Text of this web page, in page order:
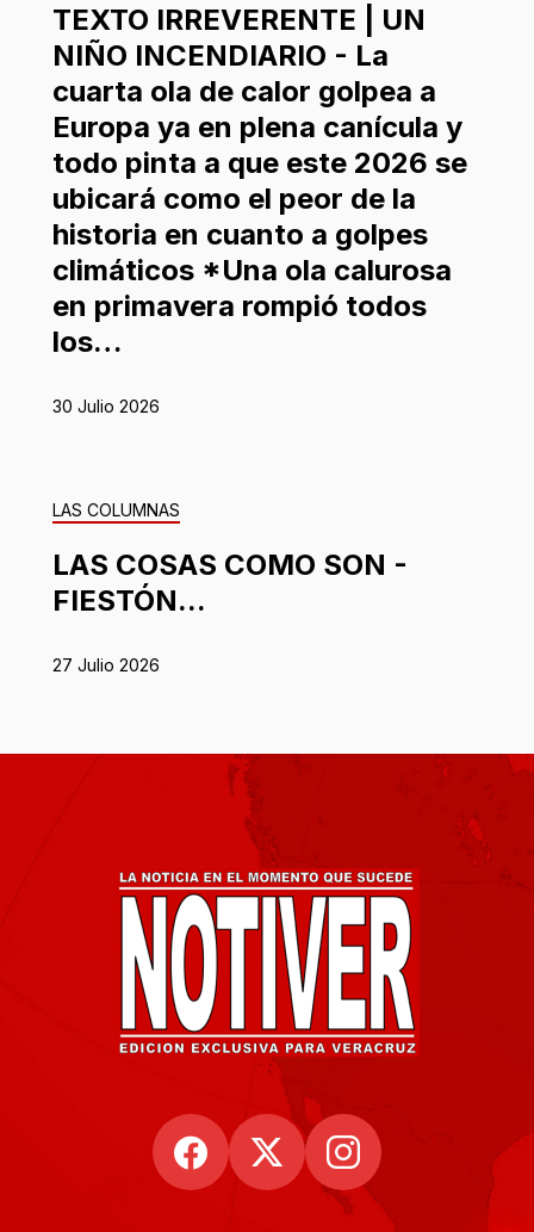
TEXTO IRREVERENTE | UN
NIÑO INCENDIARIO - La
cuarta ola de calor golpea a
Europa ya en plena canícula y
todo pinta a que este 2026 se
ubicará como el peor de la
historia en cuanto a golpes
climáticos *Una ola calurosa
en primavera rompió todos
los…
30 Julio 2026
LAS COLUMNAS
LAS COSAS COMO SON -
FIESTÓN...
27 Julio 2026